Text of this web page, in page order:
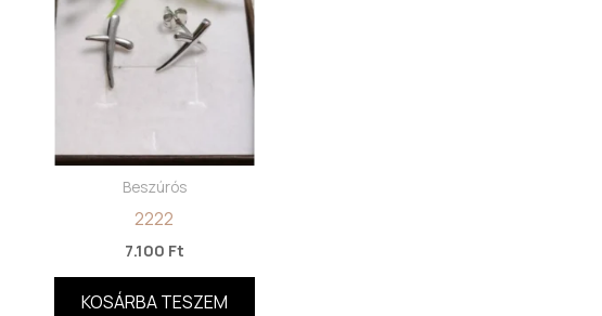
Beszúrós
2222
7.100 Ft
KOSÁRBA TESZEM